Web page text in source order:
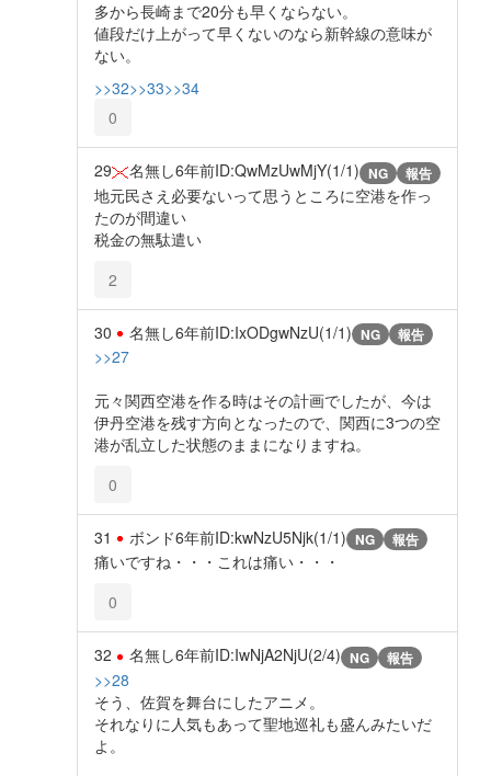
多から長崎まで20分も早くならない。
値段だけ上がって早くないのなら新幹線の意味が
ない。
>>32>>33>>34
0
29 名無し6年前ID:QwMzUwMjY(1/1) NG 報告
地元民さえ必要ないって思うところに空港を作っ
たのが間違い
税金の無駄遣い
2
30 名無し6年前ID:IxODgwNzU(1/1) NG 報告
>>27
元々関西空港を作る時はその計画でしたが、今は
伊丹空港を残す方向となったので、関西に3つの空
港が乱立した状態のままになりますね。
0
31 ボンド6年前ID:kwNzU5Njk(1/1) NG 報告
痛いですね・・・これは痛い・・・
0
32 名無し6年前ID:IwNjA2NjU(2/4) NG 報告
>>28
そう、佐賀を舞台にしたアニメ。
それなりに人気もあって聖地巡礼も盛んみたいだ
よ。